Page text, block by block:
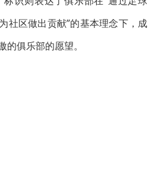
社区做出贡献”的基本理念下，成
俱乐部的愿望。